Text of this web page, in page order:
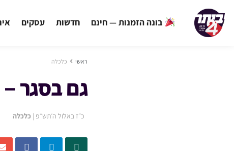
בונה הזמנות — חינם חדשות עסקים
ראשי כלכלה
גם בסגר
כ״ז באלול ה׳תש״פ | כלכלה